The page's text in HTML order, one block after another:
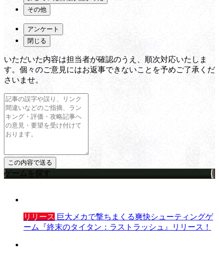
その他
アンケート
閉じる
いただいた内容は担当者が確認のうえ、順次対応いたしま
す。個々のご意見にはお返事できないことを予めご了承くだ
さいませ。
ゲームを探す
リリース 巨大メカで撃ちまくる爽快シューティングゲ
ーム『終末のタイタン：ラストラッシュ』リリース！